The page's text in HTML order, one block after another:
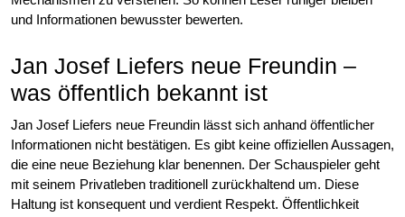
und Informationen bewusster bewerten.
Jan Josef Liefers neue Freundin –
was öffentlich bekannt ist
Jan Josef Liefers neue Freundin lässt sich anhand öffentlicher
Informationen nicht bestätigen. Es gibt keine offiziellen Aussagen,
die eine neue Beziehung klar benennen. Der Schauspieler geht
mit seinem Privatleben traditionell zurückhaltend um. Diese
Haltung ist konsequent und verdient Respekt. Öffentlichkeit